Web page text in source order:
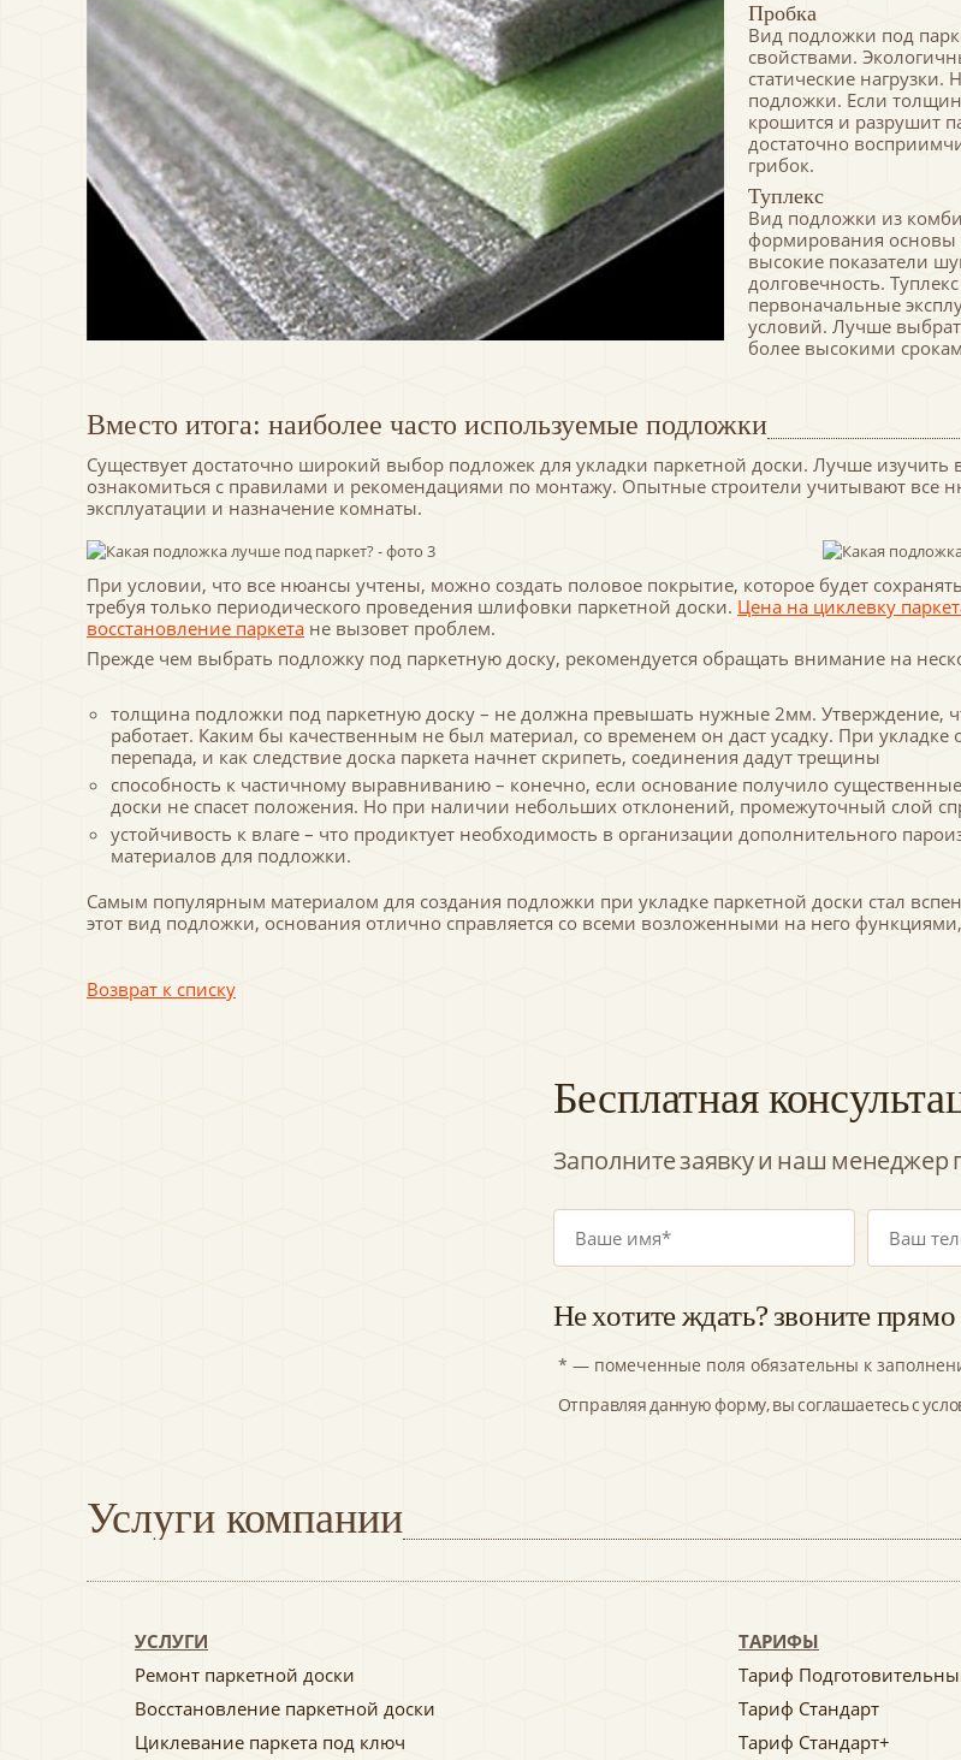
Пробка
Вид подложки под
свойствами.
статические
подложки. Если
крошится и разрушит
достаточно
грибок.
Туплекс
Вид подложки из
формирования основы
высокие показатели
долговечность.
первоначальные
условий. Лучше
более высокими
Вместо итога: наиболее часто используемые подложки
Существует достаточно широкий выбор подложек для укладки паркетной доски. Лучше изучить
ознакомиться с правилами и рекомендациями по монтажу. Опытные строители учитывают все
эксплуатации и назначение комнаты.
При условии, что все нюансы учтены, можно создать половое покрытие, которое будет
требуя только периодического проведения шлифовки паркетной доски. Цена на циклевку
восстановление паркета не вызовет проблем.
Прежде чем выбрать подложку под паркетную доску, рекомендуется обращать внимание на
толщина подложки под паркетную доску – не должна превышать нужные 2мм. Утверждение,
работает. Каким бы качественным не был материал, со временем он даст усадку. При
перепада, и как следствие доска паркета начнет скрипеть, соединения дадут трещины
способность к частичному выравниванию – конечно, если основание получило
доски не спасет положения. Но при наличии небольших отклонений, промежуточный слой
устойчивость к влаге – что продиктует необходимость в организации дополнительного
материалов для подложки.
Самым популярным материалом для создания подложки при укладке паркетной доски стал
этот вид подложки, основания отлично справляется со всеми возложенными на него
Возврат к списку
Бесплатная
Заполните заявку и наш менеджер
Не хотите ждать? звоните прямо
* — помеченные поля обязательны к
Отправляя данную форму, вы соглашаетесь с
Услуги компании
УСЛУГИ
Ремонт паркетной доски
Восстановление паркетной доски
Циклевание паркета под ключ
ТАРИФЫ
Тариф
Тариф Стандарт
Тариф Стандарт+